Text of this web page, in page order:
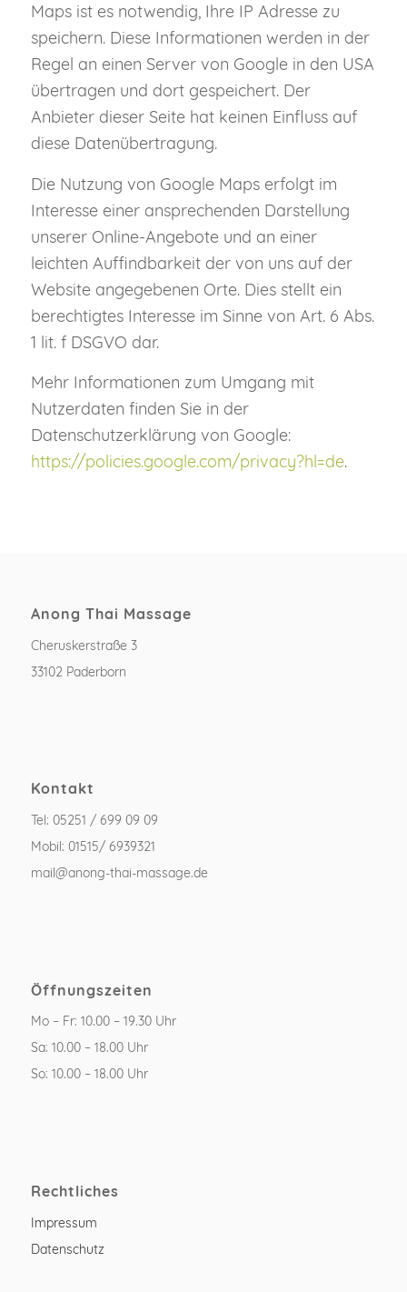
Maps ist es notwendig, Ihre IP Adresse zu
speichern. Diese Informationen werden in der
Regel an einen Server von Google in den USA
übertragen und dort gespeichert. Der
Anbieter dieser Seite hat keinen Einfluss auf
diese Datenübertragung.
Die Nutzung von Google Maps erfolgt im
Interesse einer ansprechenden Darstellung
unserer Online-Angebote und an einer
leichten Auffindbarkeit der von uns auf der
Website angegebenen Orte. Dies stellt ein
berechtigtes Interesse im Sinne von Art. 6 Abs.
1 lit. f DSGVO dar.
Mehr Informationen zum Umgang mit
Nutzerdaten finden Sie in der
Datenschutzerklärung von Google:
https://policies.google.com/privacy?hl=de.
Anong Thai Massage
Cheruskerstraße 3
33102 Paderborn
Kontakt
Tel: 05251 / 699 09 09
Mobil: 01515/ 6939321
mail@anong-thai-massage.de
Öffnungszeiten
Mo – Fr: 10.00 – 19.30 Uhr
Sa: 10.00 – 18.00 Uhr
So: 10.00 – 18.00 Uhr
Rechtliches
Impressum
Datenschutz